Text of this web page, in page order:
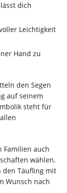
dich
Leichtigkeit
Hand zu
den Segen
auf seinem
steht für
Familien auch
wählen.
den Täufling mit
Wunsch nach